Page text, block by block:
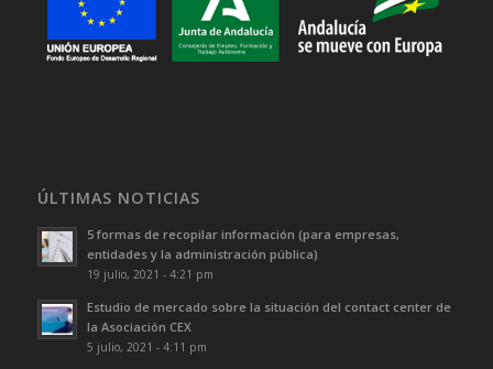
ÚLTIMAS NOTICIAS
5 formas de recopilar información (para empresas,
entidades y la administración pública)
19 julio, 2021 - 4:21 pm
Estudio de mercado sobre la situación del contact center de
la Asociación CEX
5 julio, 2021 - 4:11 pm